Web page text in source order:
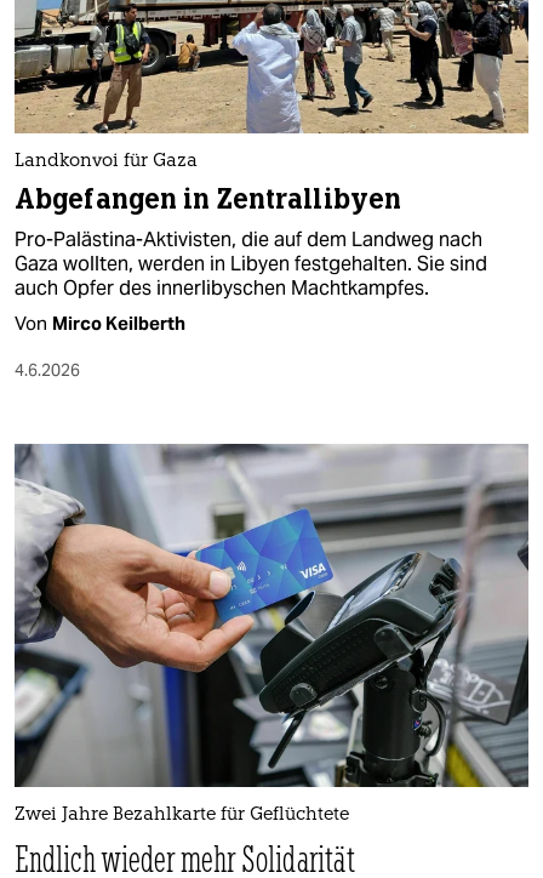
Landkonvoi für Gaza
Abgefangen in Zentrallibyen
Pro-Palästina-Aktivisten, die auf dem Landweg nach
Gaza wollten, werden in Libyen festgehalten. Sie sind
auch Opfer des innerlibyschen Machtkampfes.
Von Mirco Keilberth
4.6.2026
Zwei Jahre Bezahlkarte für Geflüchtete
Endlich wieder mehr Solidarität